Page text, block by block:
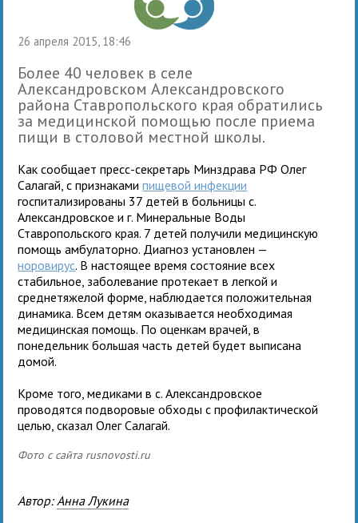
26 апреля 2015, 18:46
Более 40 человек в селе
Александровском Александровского
района Ставропольского края обратились
за медицинской помощью после приема
пищи в столовой местной школы.
Как сообщает пресс-секретарь Минздрава РФ Олег
Салагай, с признакамипищевой инфекции
госпитализированы 37 детей в больницы с.
Александровское и г. Минеральные Воды
Ставропольского края. 7 детей получили медицинскую
помощь амбулаторно. Диагноз установлен —
норовирус. В настоящее время состояние всех
стабильное, заболевание протекает в легкой и
среднетяжелой форме, наблюдается положительная
динамика. Всем детям оказывается необходимая
медицинская помощь. По оценкам врачей, в
понедельник большая часть детей будет выписана
домой.
Кроме того, медиками в с. Александровское
проводятся подворовые обходы с профилактической
целью, сказал Олег Салагай.
Фото с сайта rusnovosti.ru
Автор: Анна Лукина